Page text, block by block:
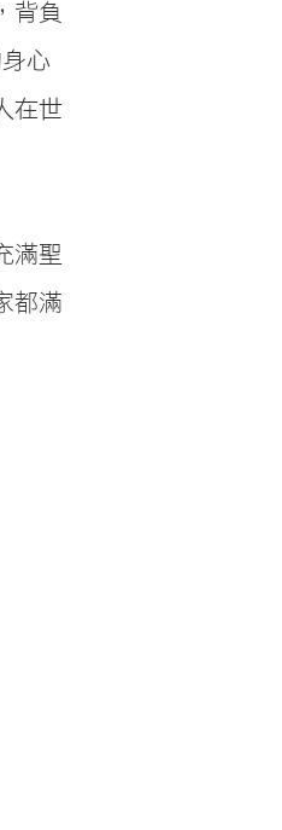
背負
心
在世
滿聖
都滿